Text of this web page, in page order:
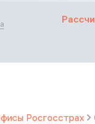
Росгосстрах